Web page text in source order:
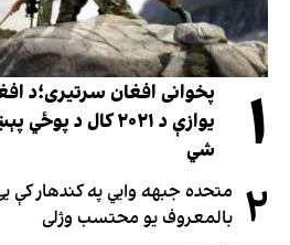
۱
پخوانی افغان سرتیری؛د
یوازې د ۲۰۲۱ کال
شي
۲ متحده جبهه وايي په کندهار کې
بالمعروف یو محتسب وژلی